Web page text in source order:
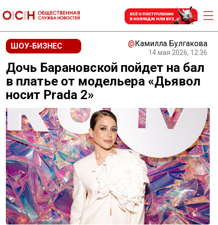
ШОУ-БИЗНЕС @Камилла Булгакова
14 мая 2026, 12:36
Дочь Барановской пойдет на бал
в платье от модельера «Дьявол
носит Prada 2»